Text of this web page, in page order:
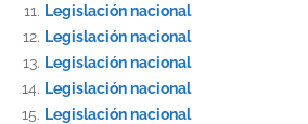
Legislación nacional
Legislación nacional
Legislación nacional
Legislación nacional
Legislación nacional